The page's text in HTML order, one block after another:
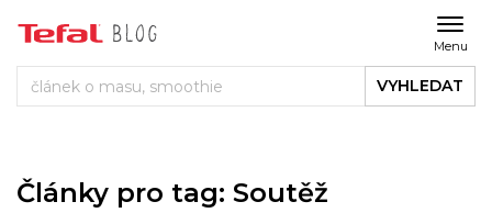
Menu
VYHLEDAT
Články pro tag: Soutěž